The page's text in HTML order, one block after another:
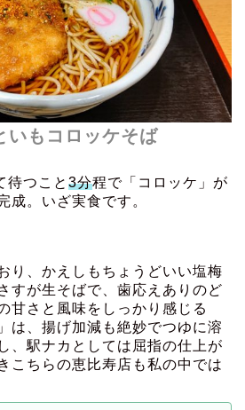
いもコロッケそば
待つこと 3分程で「コロッケ」が
成。いざ実食です。
り、かえしもちょうどいい塩梅
すが生そばで、歯応えありのど
甘さと風味をしっかり感じる
は、揚げ加減も絶妙でつゆに溶
、駅ナカとしては屈指の仕上が
こちらの恵比寿店も私の中では